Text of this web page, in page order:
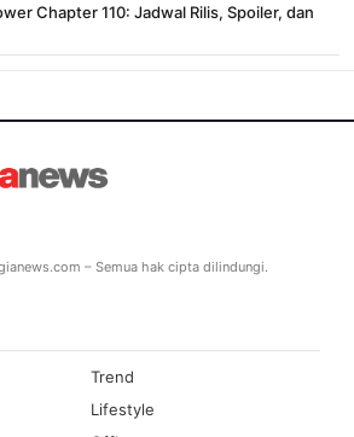
Chapter 110: Jadwal Rilis, Spoiler, dan
– Semua hak cipta dilindungi.
Trend
Lifestyle